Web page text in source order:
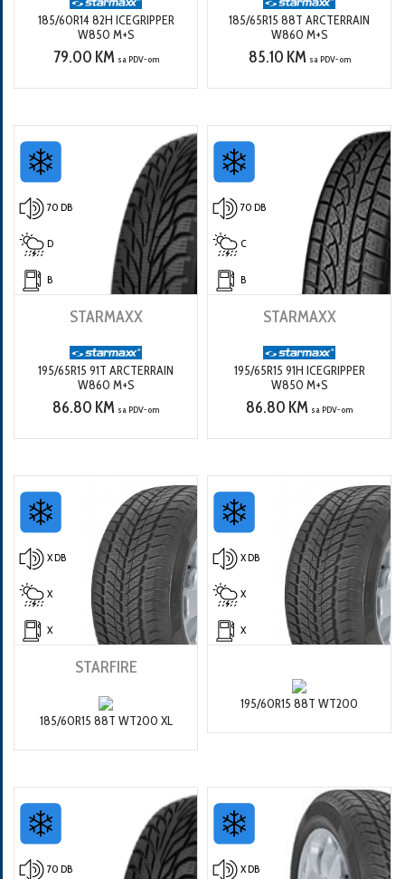
185/60R14 82H ICEGRIPPER
W850 M+S
79.00 KM sa PDV-om
185/65R15 88T ARCTERRAIN
W860 M+S
85.10 KM sa PDV-om
70 DB
D
B
STARMAXX
195/65R15 91T ARCTERRAIN
W860 M+S
86.80 KM sa PDV-om
70 DB
C
B
STARMAXX
195/65R15 91H ICEGRIPPER
W850 M+S
86.80 KM sa PDV-om
X DB
X
X
STARFIRE
185/60R15 88T WT200 XL
X DB
X
X
195/60R15 88T WT200
70 DB X DB